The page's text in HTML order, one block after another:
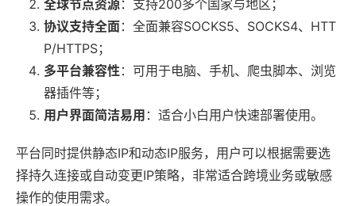
全球节点资源：支持200多个国家与地区；
协议支持全面：全面兼容SOCKS5、SOCKS4、HTT
P/HTTPS；
多平台兼容性 ：可用于电脑、手机、爬虫脚本、浏览
器插件等；
用户界面简洁易用 ：适合小白用户快速部署使用。
平台同时提供静态IP和动态IP服务，用户可以根据需要选
择持久连接或自动变更IP策略，非常适合跨境业务或敏感
操作的使用需求。